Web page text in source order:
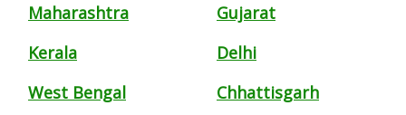
Maharashtra
Gujarat
Kerala
Delhi
West Bengal
Chhattisgarh